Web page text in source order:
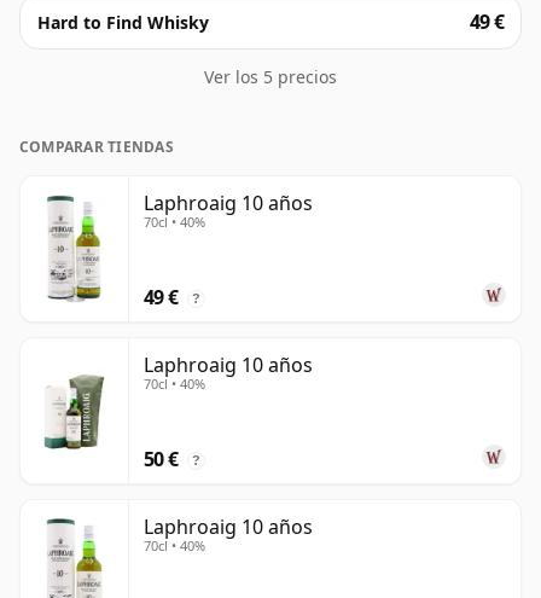
Hard to Find Whisky 49 €
Ver los 5 precios
COMPARAR TIENDAS
Laphroaig 10 años
70cl • 40%
49 € ?
Laphroaig 10 años
70cl • 40%
50 € ?
Laphroaig 10 años
70cl • 40%